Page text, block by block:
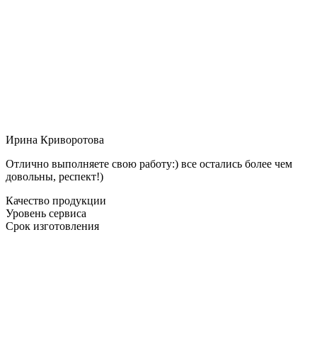
Ирина Криворотова
Отлично выполняете свою работу:) все остались более чем
довольны, респект!)
Качество продукции
Уровень сервиса
Срок изготовления